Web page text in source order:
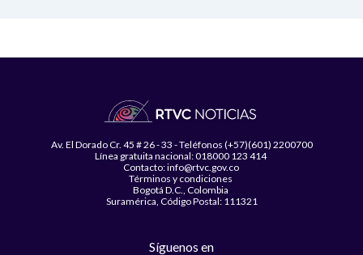
Av. El Dorado Cr. 45 # 26 - 33 - Teléfonos (+57)(601) 2200700
Línea gratuita nacional: 018000 123 414
Contacto: info@rtvc.gov.co
Términos y condiciones
Bogotá D.C., Colombia
Suramérica, Código Postal: 111321
Síguenos en